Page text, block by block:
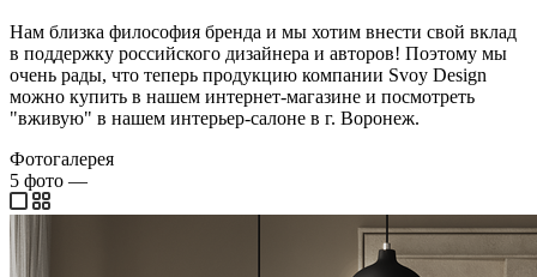
Нам близка философия бренда и мы хотим внести свой вклад
в поддержку российского дизайнера и авторов! Поэтому мы
очень рады, что теперь продукцию компании Svoy Design
можно купить в нашем интернет-магазине и посмотреть
"вживую" в нашем интерьер-салоне в г. Воронеж.
Фотогалерея
5 фото —